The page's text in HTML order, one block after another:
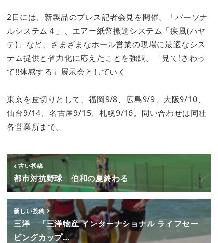
2日には、新製品のプレス記者会見を開催。「パーソナ
ルシステム４」、エアー紙幣搬送システム「疾風(ハヤ
テ)」など、さまざまなホール営業の現場に最適なシス
テム提供と省力化に応えたことを強調。「見て!さわっ
て!!体感する」展示会としていく。
東京を皮切りとして、福岡9/8、広島9/9、大阪9/10、
仙台9/14、名古屋9/15、札幌9/16。問い合わせは同社
各営業所まで。
古い投稿
都市対抗野球 伯和の夏終わる
新しい投稿
三洋 「三洋物産 インターナショナル ライフセー
ビングカップ…